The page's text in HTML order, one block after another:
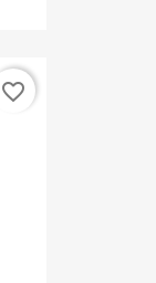
favorite_border